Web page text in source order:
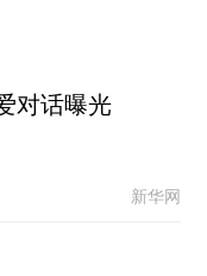
对话曝光
新华网